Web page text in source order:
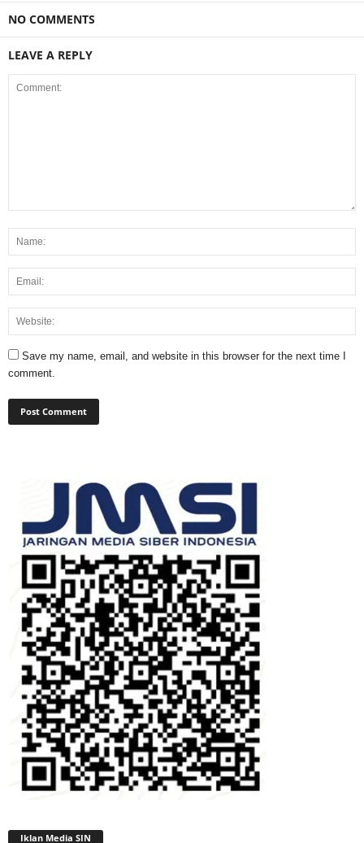
NO COMMENTS
LEAVE A REPLY
Save my name, email, and website in this browser for the next time I
comment.
Iklan Media SIN